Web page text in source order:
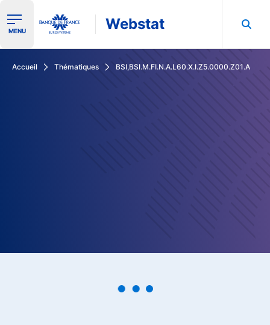
Ouvrir le menu de navigation
MENU Webstat
Accueil Thématiques BSI,BSI.M.FI.N.A.L60.X.I.Z5.0000.Z01.A